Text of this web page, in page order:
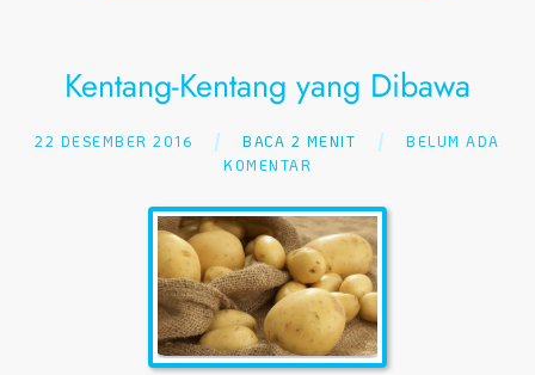
Kentang-Kentang yang Dibawa
22 DESEMBER 2016 BACA 2 MENIT
BELUM ADA
KOMENTAR